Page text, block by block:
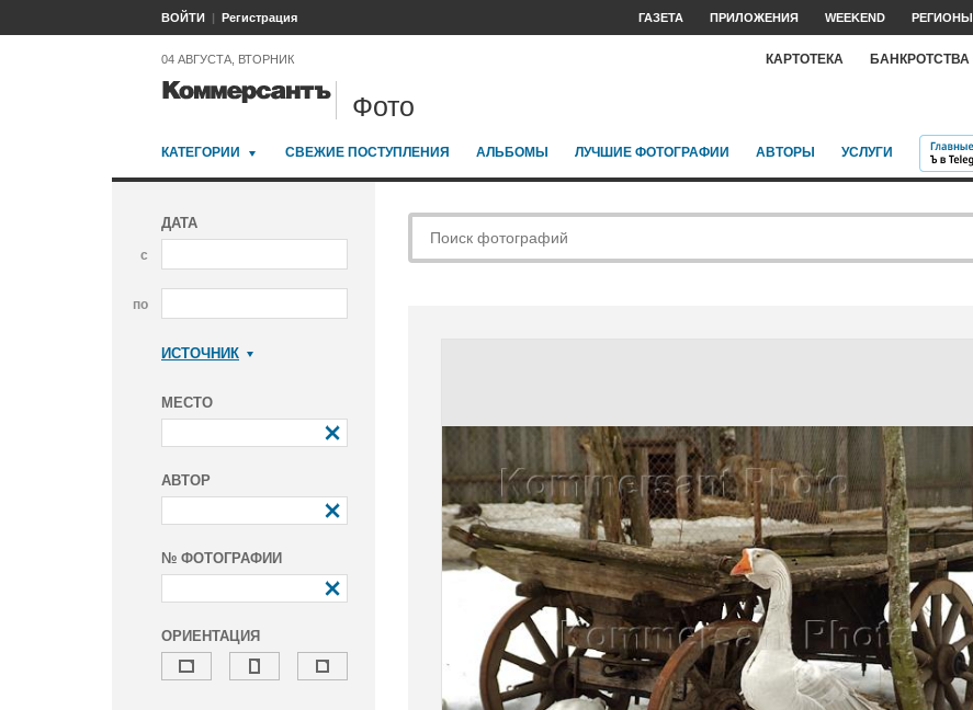
ВОЙТИ Регистрация ГАЗЕТА ПРИЛОЖЕНИЯ WEEKEND РЕГИОНЫ
04 АВГУСТА, ВТОРНИК КАРТОТЕКА БАНКРОТСТВА
Фото
КАТЕГОРИИ СВЕЖИЕ ПОСТУПЛЕНИЯ АЛЬБОМЫ ЛУЧШИЕ ФОТОГРАФИИ АВТОРЫ УСЛУГИ
ДАТА
с
по
ИСТОЧНИК
МЕСТО
АВТОР
№ ФОТОГРАФИИ
ОРИЕНТАЦИЯ